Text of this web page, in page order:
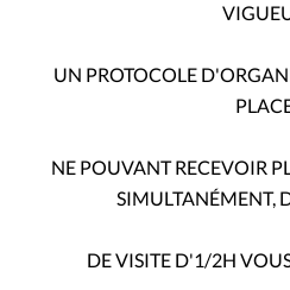
UN PROTOCOLE
NE POUVANT RECEVOIR
SIMULTANÉMENT,
DE VISITE D'1/2H